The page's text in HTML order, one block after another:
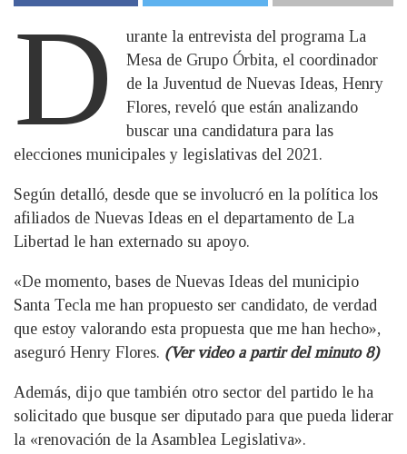
D
urante la entrevista del programa La
Mesa de Grupo Órbita, el coordinador
de la Juventud de Nuevas Ideas, Henry
Flores, reveló que están analizando
buscar una candidatura para las
elecciones municipales y legislativas del 2021.
Según detalló, desde que se involucró en la política los
afiliados de Nuevas Ideas en el departamento de La
Libertad le han externado su apoyo.
«De momento, bases de Nuevas Ideas del municipio
Santa Tecla me han propuesto ser candidato, de verdad
que estoy valorando esta propuesta que me han hecho»,
aseguró Henry Flores. (Ver video a partir del minuto 8)
Además, dijo que también otro sector del partido le ha
solicitado que busque ser diputado para que pueda liderar
la «renovación de la Asamblea Legislativa».